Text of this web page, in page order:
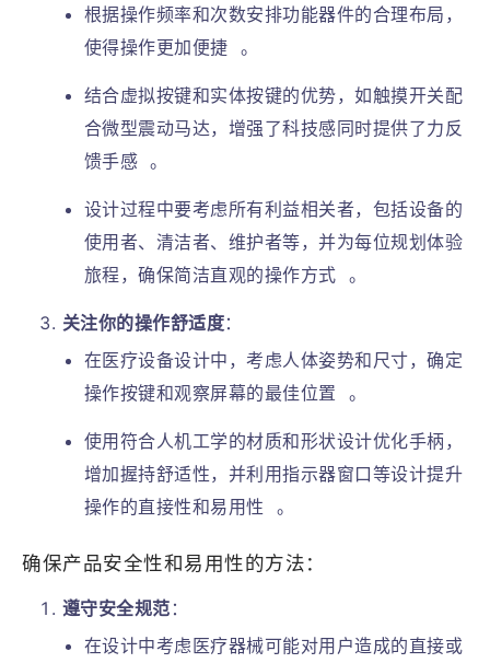
根据操作频率和次数安排功能器件的合理布局，
使得操作更加便捷 。
结合虚拟按键和实体按键的优势，如触摸开关配
合微型震动马达，增强了科技感同时提供了力反
馈手感 。
设计过程中要考虑所有利益相关者，包括设备的
使用者、清洁者、维护者等，并为每位规划体验
旅程，确保简洁直观的操作方式 。
关注你的操作舒适度：
在医疗设备设计中，考虑人体姿势和尺寸，确定
操作按键和观察屏幕的最佳位置
。
使用符合人机工学的材质和形状设计优化手柄，
增加握持舒适性，并利用指示器窗口等设计提升
操作的直接性和易用性
。
确保产品安全性和易用性的方法：
遵守安全规范 ：
在设计中考虑医疗器械可能对用户造成的直接或